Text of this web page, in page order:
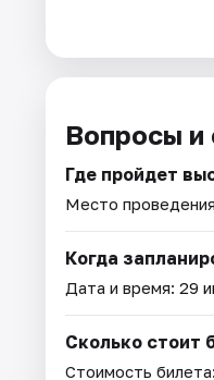
Вопросы и
Где пройдет
Место
Когда
Дата и время: 29
Сколько стоит
Стоимость